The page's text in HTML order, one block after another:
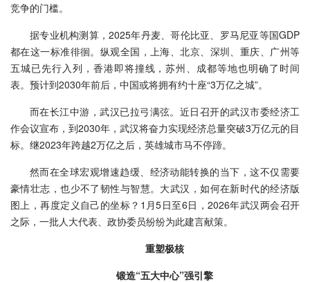
竞争的门槛。
据专业机构测算，2025年丹麦、哥伦比亚、罗马尼亚等国GDP
都在这一标准徘徊。纵观全国，上海、北京、深圳、重庆、广州等
五城已先行入列，香港即将撞线，苏州、成都等地也明确了时间
表。预计到2030年前后，中国或将拥有约十座“3万亿之城”。
而在长江中游，武汉已拉弓满弦。近日召开的武汉市委经济工
作会议宣布，到2030年，武汉将奋力实现经济总量突破3万亿元的目
标。继2023年跨越2万亿之后，英雄城市马不停蹄。
然而在全球宏观增速趋缓、经济动能转换的当下，这不仅需要
豪情壮志，也少不了韧性与智慧。大武汉，如何在新时代的经济版
图上，再度定义自己的坐标？1月5日至6日，2026年武汉两会召开
之际，一批人大代表、政协委员纷纷为此建言献策。
重塑极核
锻造“五大中心”强引擎